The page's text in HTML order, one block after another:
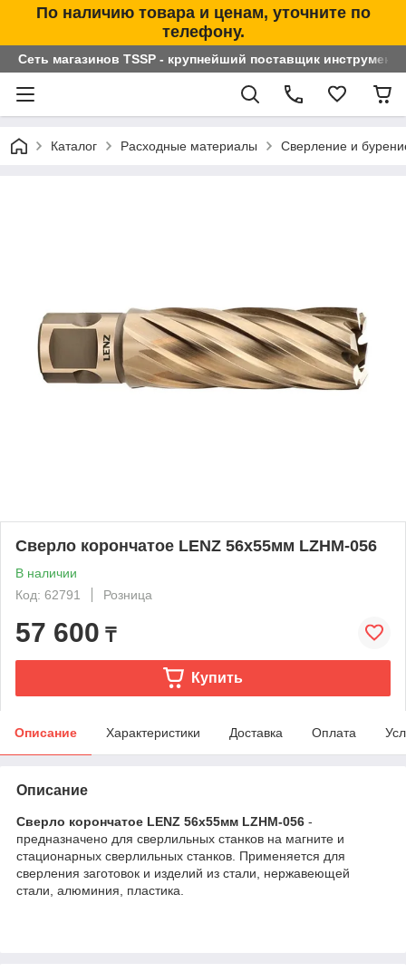
По наличию товара и ценам, уточните по
телефону.
Сеть магазинов TSSP - крупнейший поставщик
Каталог Расходные материалы Сверление и
Сверло корончатое LENZ 56х55мм LZHM-056
В наличии
Код: 62791
Розница
57 600 ₸
Купить
Описание Характеристики Доставка Оплата
Описание
Сверло корончатое LENZ 56х55мм LZHM-056 -
предназначено для сверлильных станков на магните и
стационарных сверлильных станков. Применяется для
сверления заготовок и изделий из стали, нержавеющей
стали, алюминия, пластика.